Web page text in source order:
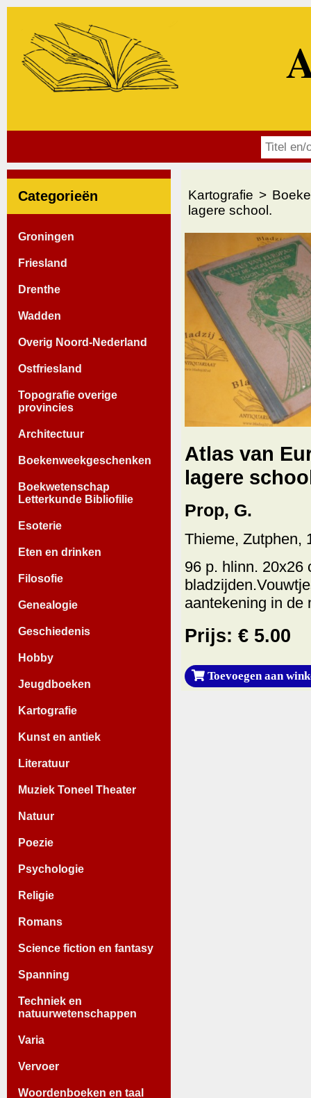
Categorieën
Groningen
Friesland
Drenthe
Wadden
Overig Noord-Nederland
Ostfriesland
Topografie overige
provincies
Architectuur
Boekenweekgeschenken
Boekwetenschap
Letterkunde Bibliofilie
Esoterie
Eten en drinken
Filosofie
Genealogie
Geschiedenis
Hobby
Jeugdboeken
Kartografie
Kunst en antiek
Literatuur
Muziek Toneel Theater
Natuur
Poezie
Psychologie
Religie
Romans
Science fiction en fantasy
Spanning
Techniek en
natuurwetenschappen
Varia
Vervoer
Woordenboeken en taal
Kartografie
lagere school.
Atlas van
lagere
Prop, G.
Thieme, Zutphen,
96 p. hlinn. 20x26
aantekening in de
Prijs: € 5.00
Toevoegen aan